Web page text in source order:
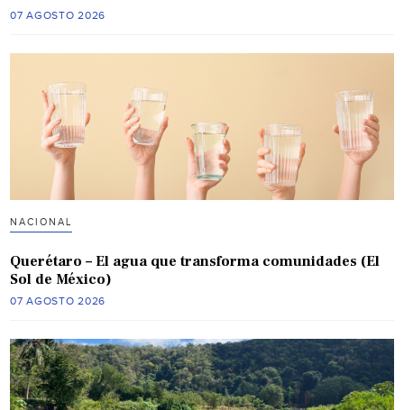
07 AGOSTO 2026
NACIONAL
Querétaro – El agua que transforma comunidades (El
Sol de México)
07 AGOSTO 2026